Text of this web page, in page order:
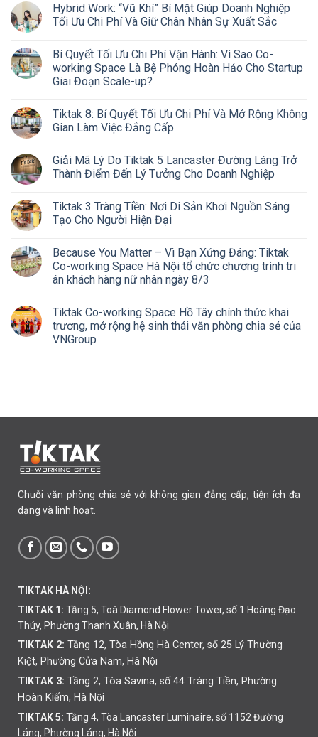
Hybrid Work: “Vũ Khí” Bí Mật Giúp Doanh Nghiệp
Tối Ưu Chi Phí Và Giữ Chân Nhân Sự Xuất Sắc
Bí Quyết Tối Ưu Chi Phí Vận Hành: Vì Sao Co-
working Space Là Bệ Phóng Hoàn Hảo Cho Startup
Giai Đoạn Scale-up?
Tiktak 8: Bí Quyết Tối Ưu Chi Phí Và Mở Rộng Không
Gian Làm Việc Đẳng Cấp
Giải Mã Lý Do Tiktak 5 Lancaster Đường Láng Trở
Thành Điểm Đến Lý Tưởng Cho Doanh Nghiệp
Tiktak 3 Tràng Tiền: Nơi Di Sản Khơi Nguồn Sáng
Tạo Cho Người Hiện Đại
Because You Matter – Vì Bạn Xứng Đáng: Tiktak
Co-working Space Hà Nội tổ chức chương trình tri
ân khách hàng nữ nhân ngày 8/3
Tiktak Co-working Space Hồ Tây chính thức khai
trương, mở rộng hệ sinh thái văn phòng chia sẻ của
VNGroup
Chuỗi văn phòng chia sẻ với không gian đẳng cấp, tiện ích đa
dạng và linh hoạt.
TIKTAK HÀ NỘI:
TIKTAK 1: Tầng 5, Toà Diamond Flower Tower, số 1 Hoàng Đạo
Thúy, Phường Thanh Xuân, Hà Nội
TIKTAK 2: Tầng 12, Tòa Hồng Hà Center, số 25 Lý Thường
Kiệt, Phường Cửa Nam, Hà Nội
TIKTAK 3: Tầng 2, Tòa Savina, số 44 Tràng Tiền, Phường
Hoàn Kiếm, Hà Nội
TIKTAK 5: Tầng 4, Tòa Lancaster Luminaire, số 1152 Đường
Láng, Phường Láng, Hà Nội